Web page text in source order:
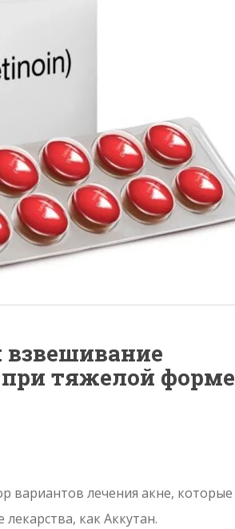
тяжелой форме
вариантов лечения акне, которые
как Аккутан.